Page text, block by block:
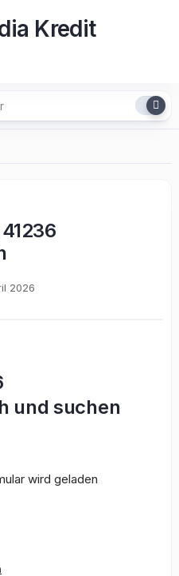
2026
und suchen
wird geladen